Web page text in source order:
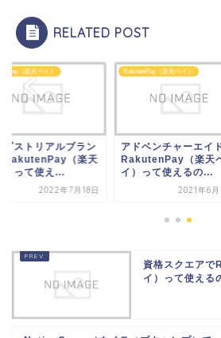
RELATED POST
（楽天ペイ）
ベンチャーエイドで
（楽天ペ
って使えるの...
2021年6月16日
RakutenPay（楽天ペイ）
わたしNEXTで
RakutenPay（楽天
イ）って使えるの？
2022年2
資格スクエア
イ）って使える